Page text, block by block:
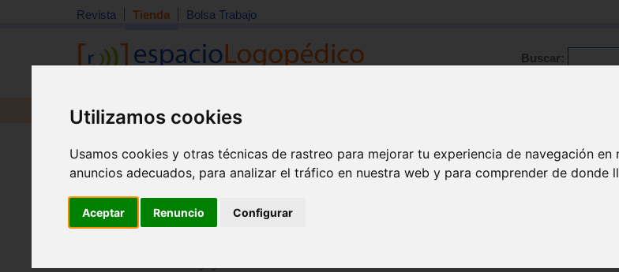
Utilizamos cookies
Usamos cookies y otras técnicas de rastreo para mejorar tu experiencia de navegación
anuncios adecuados, para analizar el tráfico en nuestra web y para comprender de donde
Aceptar Renuncio Configurar
Revista Tienda Bolsa Trabajo
Buscar:
Revista Libros Material